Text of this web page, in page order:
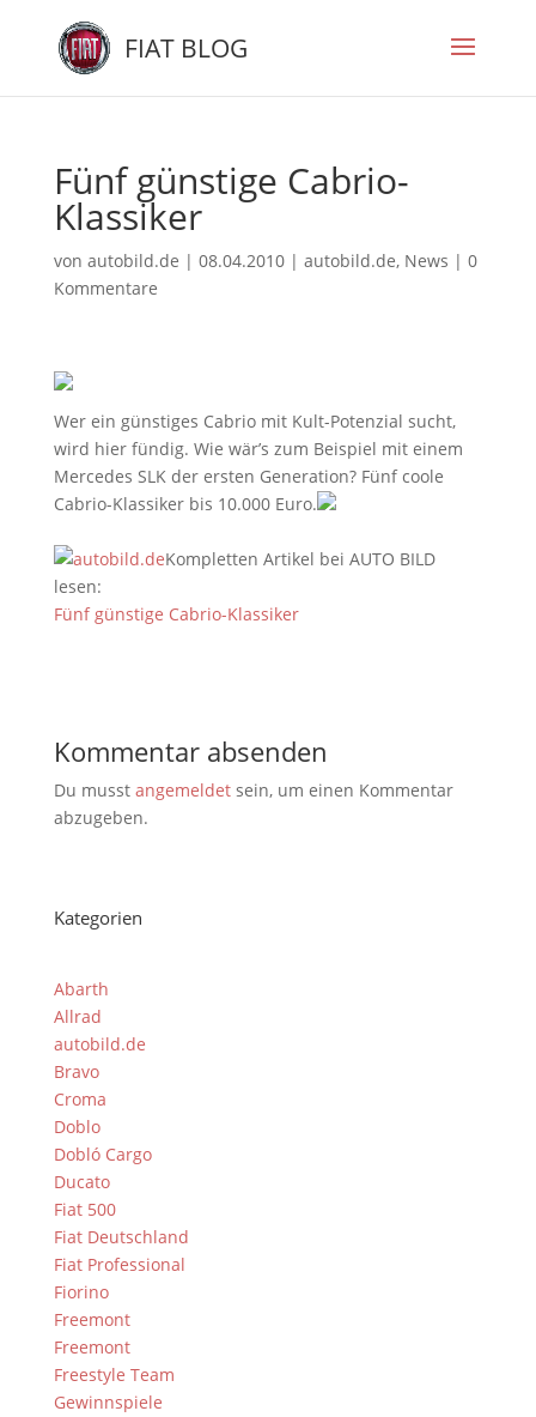
FIAT BLOG
Fünf günstige Cabrio-
Klassiker
von autobild.de | 08.04.2010| autobild.de, News | 0
Kommentare
Wer ein günstiges Cabrio mit Kult-Potenzial sucht,
wird hier fündig. Wie wär’s zum Beispiel mit einem
Mercedes SLK der ersten Generation? Fünf coole
Cabrio-Klassiker bis 10.000 Euro.
Kompletten Artikel bei AUTO BILD
lesen:
Fünf günstige Cabrio-Klassiker
Kommentar absenden
Du musst angemeldetsein, um einen Kommentar
abzugeben.
Kategorien
Abarth
Allrad
autobild.de
Bravo
Croma
Doblo
Dobló Cargo
Ducato
Fiat 500
Fiat Deutschland
Fiat Professional
Fiorino
Freemont
Freemont
Freestyle Team
Gewinnspiele